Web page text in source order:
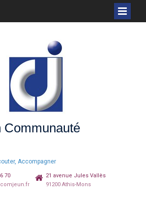
Communauté
Accompagner
70
21 avenue Jules Vallès
91200 Athis-Mons